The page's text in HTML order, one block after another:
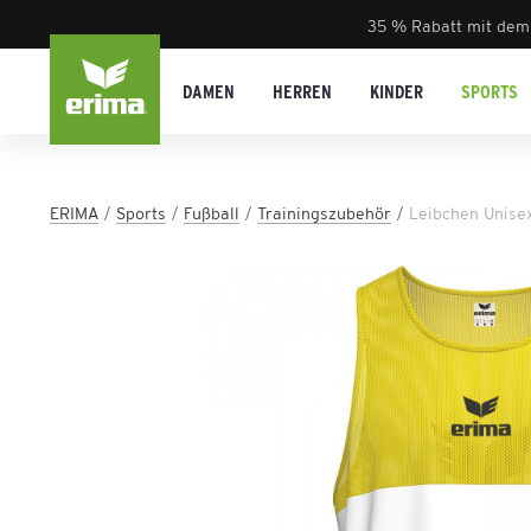
35 % Rabatt mit
DAMEN HERREN KINDER SPORTS
ERIMA Sports Fußball Trainingszubehör Leibchen